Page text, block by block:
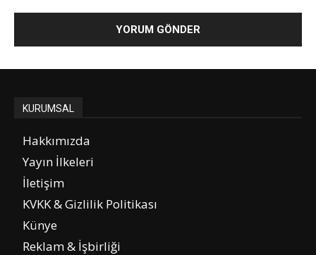
KURUMSAL
Hakkımızda
Yayın İlkeleri
İletişim
KVKK & Gizlilik Politikası
Künye
Reklam & İşbirliği